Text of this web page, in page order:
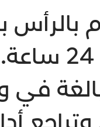
بالرأس
بالغة على وظائف المخ